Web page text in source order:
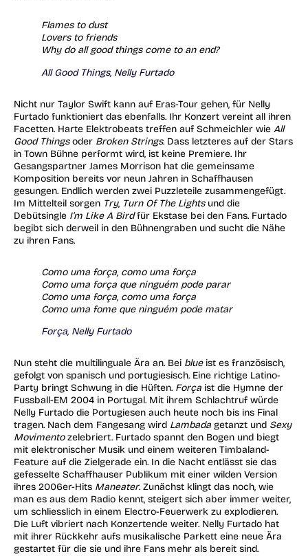
Flames to dust
Lovers to friends
Why do all good things come to an end?
All Good Things, Nelly Furtado
Nicht nur Taylor Swift kann auf Eras-Tour gehen, für Nelly
Furtado funktioniert das ebenfalls. Ihr Konzert vereint all ihren
Facetten. Harte Elektrobeats treffen auf Schmeichler wie All
Good Thingsoder Broken Strings. Dass letzteres auf der Stars
in Town Bühne performt wird, ist keine Premiere. Ihr
Gesangspartner James Morrison hat die gemeinsame
Komposition bereits vor neun Jahren in Schaffhausen
gesungen. Endlich werden zwei Puzzleteile zusammengefügt.
Im Mittelteil sorgen Try, Turn Of The Lightsund die
Debütsingle I’m Like A Birdfür Ekstase bei den Fans. Furtado
begibt sich derweil in den Bühnengraben und sucht die Nähe
zu ihren Fans.
Como uma força, como uma força
Como uma força que ninguém pode parar
Como uma força, como uma força
Como uma fome que ninguém pode matar
Força, Nelly Furtado
Nun steht die multilinguale Ära an. Bei blueist es französisch,
gefolgt von spanisch und portugiesisch. Eine richtige Latino-
Party bringt Schwung in die Hüften. Força ist die Hymne der
Fussball-EM 2004 in Portugal. Mit ihrem Schlachtruf würde
Nelly Furtado die Portugiesen auch heute noch bis ins Final
tragen. Nach dem Fangesang wird Lambada getanzt und Sexy
Movimentozelebriert. Furtado spannt den Bogen und biegt
mit elektronischer Musik und einem weiteren Timbaland-
Feature auf die Zielgerade ein. In die Nacht entlässt sie das
gefesselte Schaffhauser Publikum mit einer wilden Version
ihres 2006er-Hits Maneater. Zunächst klingt das noch, wie
man es aus dem Radio kennt, steigert sich aber immer weiter,
um schliesslich in einem Electro-Feuerwerk zu explodieren.
Die Luft vibriert nach Konzertende weiter. Nelly Furtado hat
mit ihrer Rückkehr aufs musikalische Parkett eine neue Ära
gestartet für die sie und ihre Fans mehr als bereit sind.